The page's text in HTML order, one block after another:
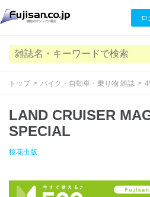
ロ
トップ バイク・自動車・乗り物 雑誌
LAND CRUISER
SPECIAL
桜花出版